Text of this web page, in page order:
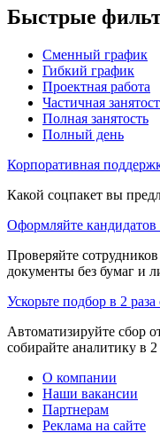
Быстрые
Сменный график
Гибкий график
Проектная работа
Частичная
Полная занятость
Полный день
Корпоративная
Какой соцпакет вы
Оформляйте кандидатов
Проверяйте
документы без бумаг и
Ускорьте подбор в 2
Автоматизируйте сбор
собирайте аналитику в
О компании
Наши вакансии
Партнерам
Реклама на сайте